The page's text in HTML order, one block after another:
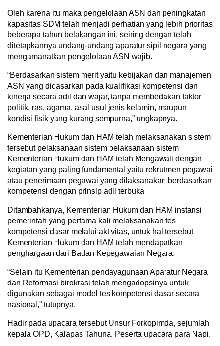
Oleh karena itu maka pengelolaan ASN dan peningkatan
kapasitas SDM telah menjadi perhatian yang lebih prioritas
beberapa tahun belakangan ini, seiring dengan telah
ditetapkannya undang-undang aparatur sipil negara yang
mengamanatkan pengelolaan ASN wajib.
“Berdasarkan sistem merit yaitu kebijakan dan manajemen
ASN yang didasarkan pada kualifikasi kompetensi dan
kinerja secara adil dan wajar, tanpa membedakan faktor
politik, ras, agama, asal usul jenis kelamin, maupun
kondisi fisik yang kurang sempurna,” ungkapnya.
Kementerian Hukum dan HAM telah melaksanakan sistem
tersebut pelaksanaan sistem pelaksanaan sistem
Kementerian Hukum dan HAM telah Mengawali dengan
kegiatan yang paling fundamental yaitu rekrutmen pegawai
atau penerimaan pegawai yang dilaksanakan berdasarkan
kompetensi dengan prinsip adil terbuka
Ditambahkanya, Kementerian Hukum dan HAM instansi
pemerintah yang pertama kali melaksanakan tes
kompetensi dasar melalui aktivitas, untuk hal tersebut
Kementerian Hukum dan HAM telah mendapatkan
penghargaan dari Badan Kepegawaian Negara.
“Selain itu Kementerian pendayagunaan Aparatur Negara
dan Reformasi birokrasi telah mengadopsinya untuk
digunakan sebagai model tes kompetensi dasar secara
nasional,” tutupnya.
Hadir pada upacara tersebut Unsur Forkopimda, sejumlah
kepala OPD, Kalapas Tahuna. Peserta upacara para Napi.